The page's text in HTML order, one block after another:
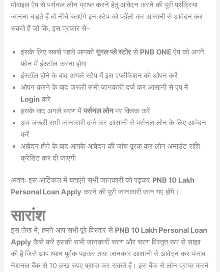
मोबाइल ऐप से पर्सनल लोन प्राप्त करने हेतु आवेदन करने की पूरी प्रक्रिया
जानना चाहते हैं तो नीचे बताएंगे इन स्टेप को फॉलो कर आसानी से आवेदन कर
सकते हैं जो कि, इस प्रकार से-
इसके लिए सबसे पहले आपकोगूगल प्ले स्टोरसे PNB ONE ऐप को अपने
फोन में इंस्टॉल करना होगा
इंस्टॉल होने के बाद अगले स्टेप में इस एप्लीकेशन को ओपन करें
ओपन करने के बाद जरूरी सभी जानकारी दर्ज कर आसानी से एप में
Login करे
इसके बाद अगले चरण मेंपर्सनल लोनपर क्लिक करें
अब जरूरी सभी जानकारी दर्ज कर आसानी से पर्सनल लोन के लिए आवेदन
करें
आवेदन होने के बाद आपके आवेदन की जांच पूरक कर लोन अमाउंट राशि
क्रेडिट कर दी जाएगी
अंततः इस आर्टिकल में बताएंगे सभी जानकारी को पढ़कर PNB 10 Lakh
Personal Loan Apply करने की पूरी जानकारी जान गए होंगे।
सारांश
इस लेख मे, हमने आप सभी पूरे विस्तार से PNB 10 Lakh Personal Loan
Apply कैसे करें इसकी सभी जानकारी चरण और चरण विस्तृत रूप से साझा
की है जिसे आप ध्यान पूर्वक पढ़कर तथा जानकार आसानी से आवेदन कर पंजाब
नेशनल बैंक से 10 लख रुपए प्राप्त कर सकते हैं। इस बैंक से लोन प्राप्त करने